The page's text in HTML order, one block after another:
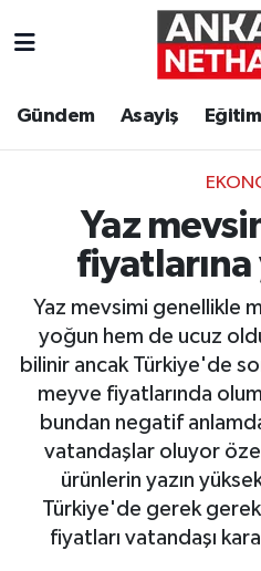
Gündem Asayiş Eğitim
Yaz
fiyatlarına
Yaz mevsimi genellikle
yoğun hem de ucuz
bilinir ancak Türkiye'de
meyve fiyatlarında
bundan negatif
vatandaşlar oluyor
ürünlerin yazın
Türkiye'de gerek
fiyatları vatandaşı
Ekonomi
Gündem
Kim Kimdir Nereli
Resmi İlanlar
Sağlık
Siyaset
Ankara Hava Durumu
Tüm Manşetler
Son Dakika Haberleri
Haber Arşivi